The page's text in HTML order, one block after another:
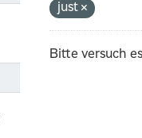
just
Bitte versuch